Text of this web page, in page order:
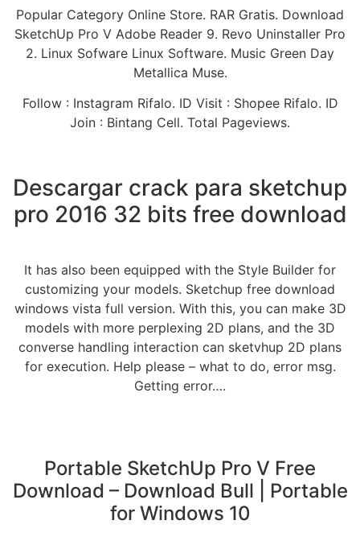
Popular Category Online Store. RAR Gratis. Download
SketchUp Pro V Adobe Reader 9. Revo Uninstaller Pro
2. Linux Sofware Linux Software. Music Green Day
Metallica Muse.
Follow : Instagram Rifalo. ID Visit : Shopee Rifalo. ID
Join : Bintang Cell. Total Pageviews.
Descargar crack para sketchup
pro 2016 32 bits free download
It has also been equipped with the Style Builder for
customizing your models. Sketchup free download
windows vista full version. With this, you can make 3D
models with more perplexing 2D plans, and the 3D
converse handling interaction can sketvhup 2D plans
for execution. Help please – what to do, error msg.
Getting error….
Portable SketchUp Pro V Free
Download – Download Bull | Portable
for Windows 10